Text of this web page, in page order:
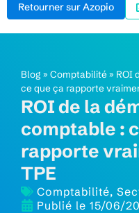
Retourner sur Azopio
Blog » Comptabilité» ROI
ce que ça rapporte
ROI de la
comptable :
rapporte
TPE
Comptabilité,
Publié le 15/06/